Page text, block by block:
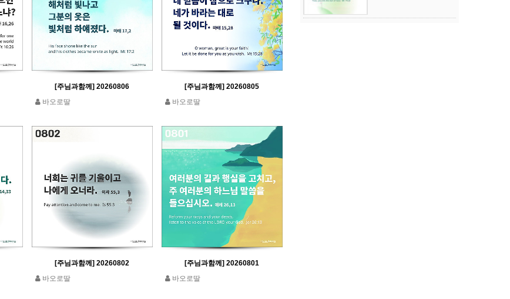
[주님과함께] 20260806
바오로딸
[주님과함께] 20260805
바오로딸
[주님과함께] 20260802
바오로딸
[주님과함께] 20260801
바오로딸